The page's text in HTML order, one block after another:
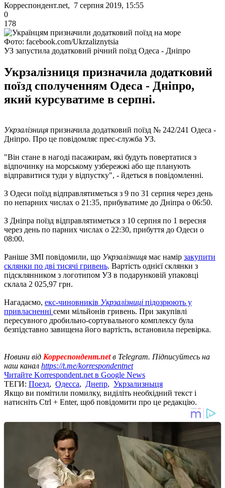
Корреспондент.net, 7 серпня 2019, 15:55
0
178
Фото: facebook.com/Ukrzaliznytsia
УЗ запустила додатковий річний поїзд Одеса - Дніпро
Укрзалізниця призначила додатковий
поїзд сполученням Одеса - Дніпро,
який курсуватиме в серпні.
Укрзалізниця призначила додатковий поїзд № 242/241 Одеса -
Дніпро. Про це повідомляє прес-служба УЗ.
"Він стане в нагоді пасажирам, які будуть повертатися з
відпочинку на морському узбережжі або ще планують
відправитися туди у відпустку", - йдеться в повідомленні.
З Одеси поїзд відправлятиметься з 9 по 31 серпня через день
по непарних числах о 21:35, прибуватиме до Дніпра о 06:50.
З Дніпра поїзд відправлятиметься з 10 серпня по 1 вересня
через день по парних числах о 22:30, прибуття до Одеси о
08:00.
Раніше ЗМІ повідомили, що Укрзалізниця має намір закупити
склянки по дві тисячі гривень. Вартість однієї склянки з
підсклянником з логотипом УЗ в подарунковій упаковці
склала 2 025,97 грн.
Нагадаємо, екс-чиновників Укрзалізниці підозрюють у
привласненні семи мільйонів гривень. При закупівлі
пересувного дробильно-сортувального комплексу була
безпідставно завищена його вартість, встановила перевірка.
Новини від Корреспондент.netв Telegram. Підписуйтесь на
наш канал https://t.me/korrespondentnet
Читайте Korrespondent.net в Google News
ТЕГИ: Поезд, Одесса, Днепр, Укрзализныця
Якщо ви помітили помилку, виділіть необхідний текст і
натисніть Ctrl + Enter, щоб повідомити про це редакцію.